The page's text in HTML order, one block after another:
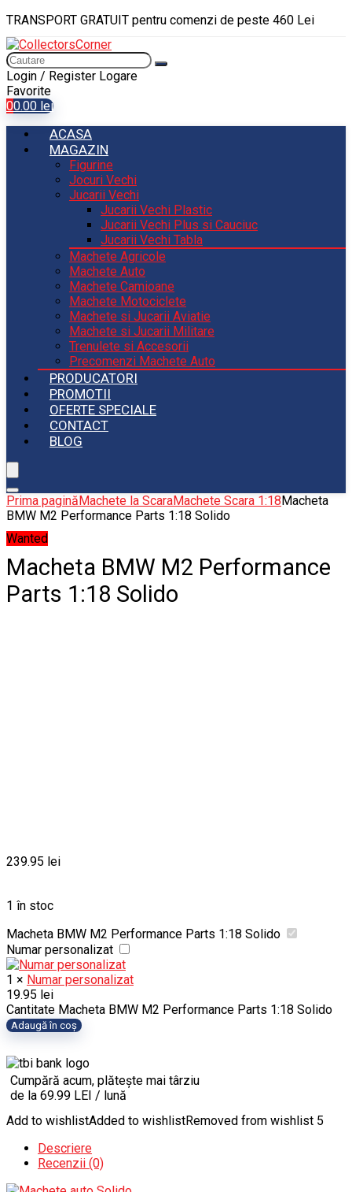
TRANSPORT GRATUIT pentru comenzi de peste 460 Lei
Login / Register Logare
Favorite
00.00 lei
ACASA
MAGAZIN
Figurine
Jocuri Vechi
Jucarii Vechi
Jucarii Vechi Plastic
Jucarii Vechi Plus si Cauciuc
Jucarii Vechi Tabla
Machete Agricole
Machete Auto
Machete Camioane
Machete Motociclete
Machete si Jucarii Aviatie
Machete si Jucarii Militare
Trenulete si Accesorii
Precomenzi Machete Auto
PRODUCATORI
PROMOTII
OFERTE SPECIALE
CONTACT
BLOG
Prima paginăMachete la ScaraMachete Scara 1:18Macheta
BMW M2 Performance Parts 1:18 Solido
Wanted
Macheta BMW M2 Performance
Parts 1:18 Solido
239.95 lei
1 în stoc
Macheta BMW M2 Performance Parts 1:18 Solido
Numar personalizat
1 × Numar personalizat
19.95 lei
Cantitate Macheta BMW M2 Performance Parts 1:18 Solido
Adaugă în coș
Cumpără acum, plătește mai târziu
de la 69.99 LEI / lună
Add to wishlistAdded to wishlistRemoved from wishlist 5
Descriere
Recenzii (0)